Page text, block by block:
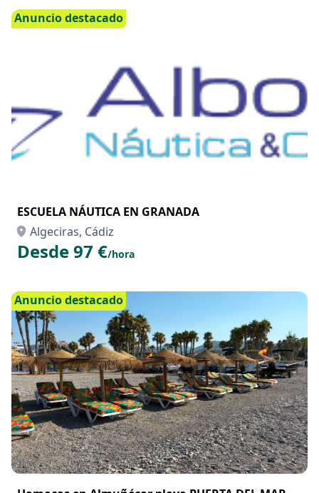
Anuncio destacado
ESCUELA NÁUTICA EN GRANADA
Algeciras, Cádiz
Desde 97 €/hora
Anuncio destacado